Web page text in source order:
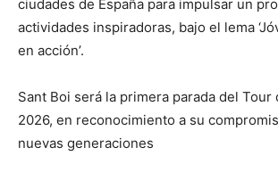
ciudades de España para impulsar un
actividades inspiradoras, bajo el lema
en acción’.
Sant Boi será la primera parada del Tour
2026, en reconocimiento a su
nuevas generaciones